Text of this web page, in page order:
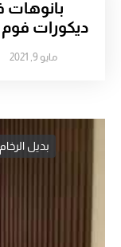
ديكورات
مايو 9, 2021
بديل